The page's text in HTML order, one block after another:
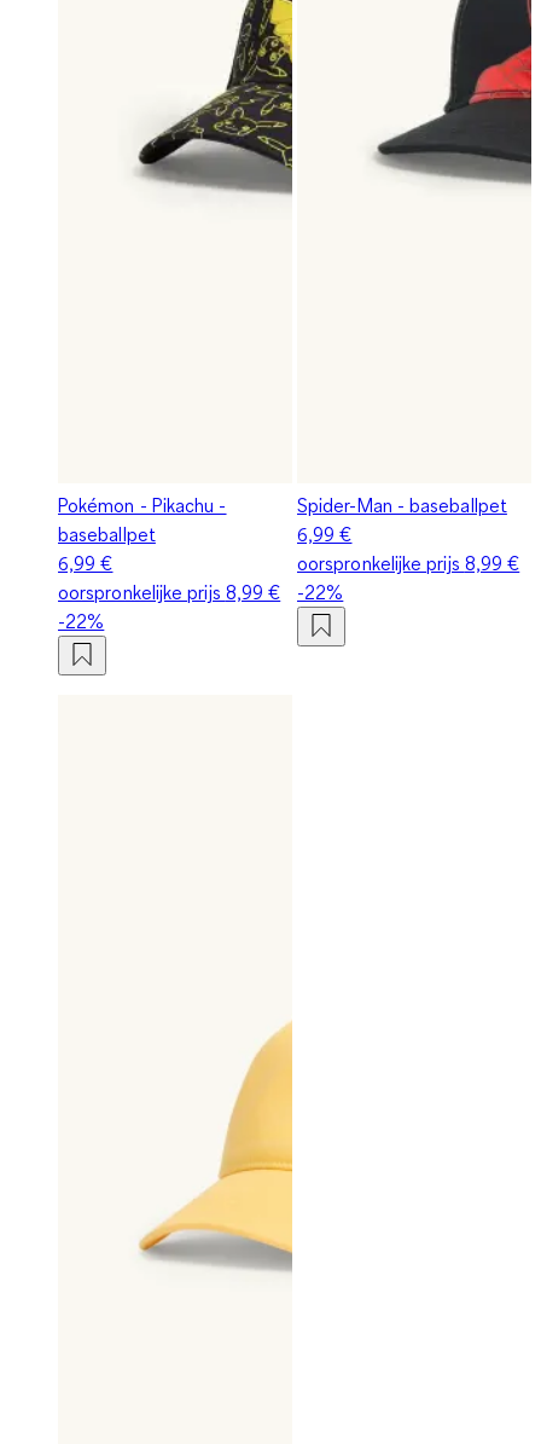
Pokémon - Pikachu -
baseballpet
6,99 €
oorspronkelijke prijs 8,99 €
-22%
Spider-Man - baseballpet
6,99 €
oorspronkelijke prijs 8,99 €
-22%